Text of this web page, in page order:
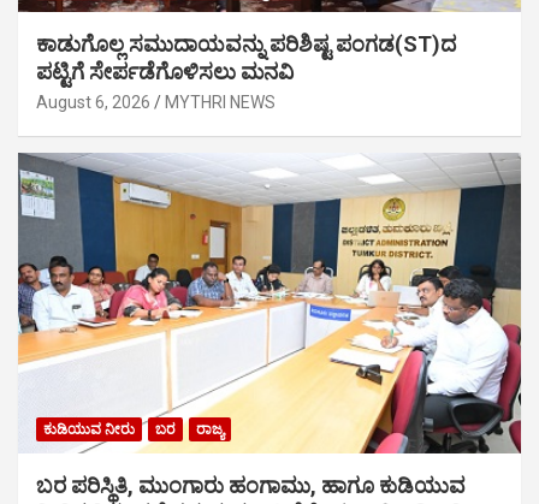
ಕಾಡುಗೊಲ್ಲ ಸಮುದಾಯವನ್ನು ಪರಿಶಿಷ್ಟ ಪಂಗಡ(ST)ದ
ಪಟ್ಟಿಗೆ ಸೇರ್ಪಡೆಗೊಳಿಸಲು ಮನವಿ
August 6, 2026 MYTHRI NEWS
ಕುಡಿಯುವ ನೀರು ಬರ ರಾಜ್ಯ
ಬರ ಪರಿಸ್ಥಿತಿ, ಮುಂಗಾರು ಹಂಗಾಮು, ಹಾಗೂ ಕುಡಿಯುವ